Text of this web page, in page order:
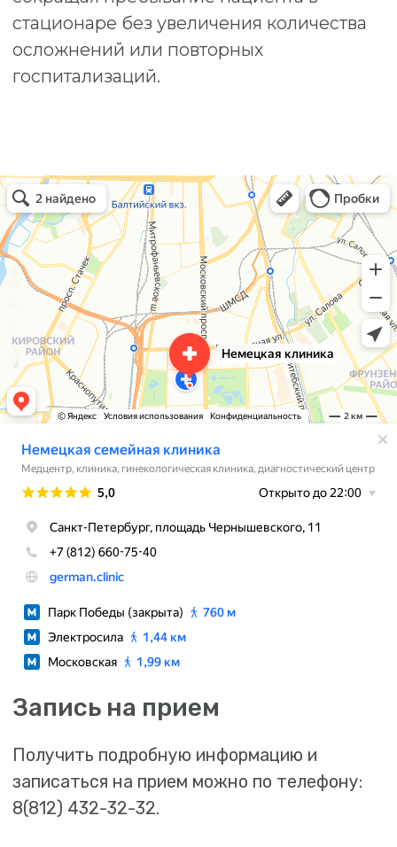
Немецкая семейная клиника
Медцентр, клиника в Санкт‑Петербурге
Травмпункт в Санкт‑Петербурге